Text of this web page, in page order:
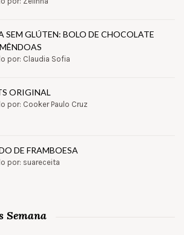
SEM GLÚTEN: BOLO DE CHOCOLATE
por: Claudia Sofia
ORIGINAL
por: Cooker Paulo Cruz
DE FRAMBOESA
por: suareceita
Semana